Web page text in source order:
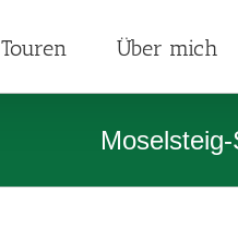
Touren Über mich